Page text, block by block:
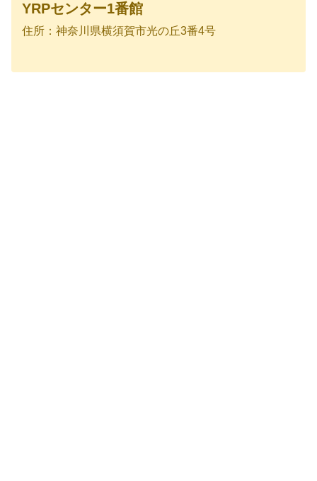
YRPセンター1番館
住所：神奈川県横須賀市光の丘3番4号